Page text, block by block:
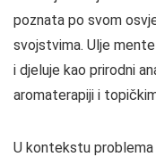
poznata po svom
svojstvima. Ulje
i djeluje kao prirodni
aromaterapiji i
U kontekstu problema